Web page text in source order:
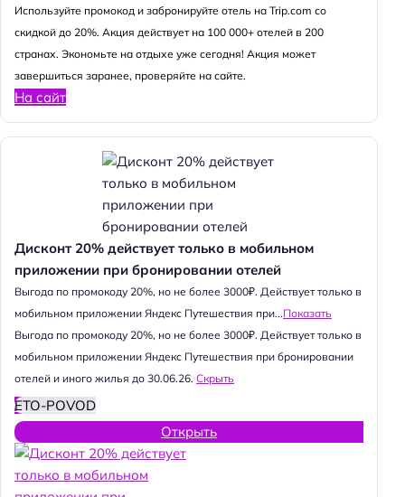
Используйте промокод и забронируйте отель на Trip.com со
скидкой до 20%. Акция действует на 100 000+ отелей в 200
странах. Экономьте на отдыхе уже сегодня! Акция может
завершиться заранее, проверяйте на сайте.
На сайт
Дисконт 20% действует только в мобильном
приложении при бронировании отелей
Выгода по промокоду 20%, но не более 3000₽. Действует только в
мобильном приложении Яндекс Путешествия при...Показать
Выгода по промокоду 20%, но не более 3000₽. Действует только в
мобильном приложении Яндекс Путешествия при бронировании
отелей и иного жилья до 30.06.26. Скрыть
ETO-POVOD
Открыть